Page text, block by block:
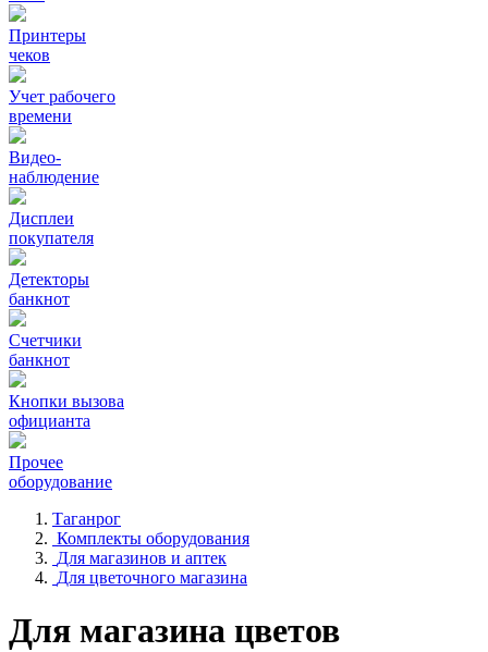
Принтеры
чеков
Учет рабочего
времени
Видео‑
наблюдение
Дисплеи
покупателя
Детекторы
банкнот
Счетчики
банкнот
Кнопки вызова
официанта
Прочее
оборудование
Таганрог
Комплекты оборудования
Для магазинов и аптек
Для цветочного магазина
Для магазина цветов